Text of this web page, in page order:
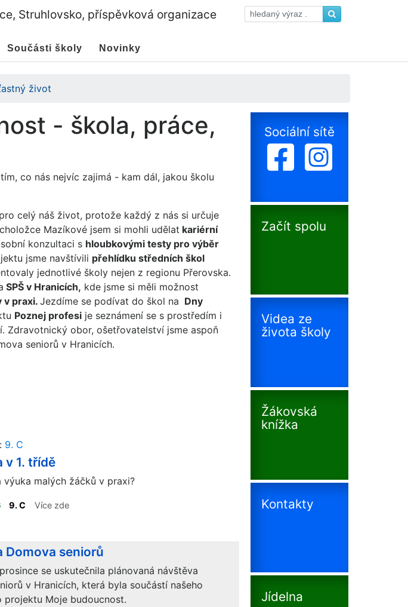
Struhlovsko, příspěvková organizace
Součásti školy Novinky
život
- škola, práce,
co nás nejvíc zajimá - kam dál, jakou školu
celý náš život, protože každý z nás si určuje
Mazíkové jsem si mohli udělat kariérní
konzultaci s hloubkovými testy pro výběr
jsme navštívili přehlídku středních škol
jednotlivé školy nejen z regionu Přerovska.
SPŠ v Hranicích, kde jsme si měli možnost
v praxi. Jezdíme se podívat do škol na Dny
Poznej profesije seznámení se s prostředím i
Zdravotnický obor, ošetřovatelství jsme aspoň
seniorů v Hranicích.
9. C
v 1. třídě
výuka malých žáčků v praxi?
9. C Více zde
Domova seniorů
se uskutečnila plánovaná návštěva
v Hranicích, která byla součástí našeho
projektu Moje budoucnost.
Sociální sítě
Začít spolu
Videa ze
života školy
Žákovská
knížka
Kontakty
Jídelna